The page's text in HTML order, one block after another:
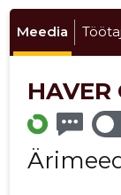
Meedia
HAVER